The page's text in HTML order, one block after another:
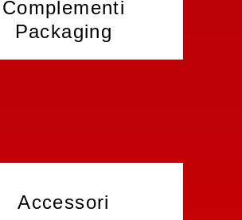
Complementi
Packaging
Accessori